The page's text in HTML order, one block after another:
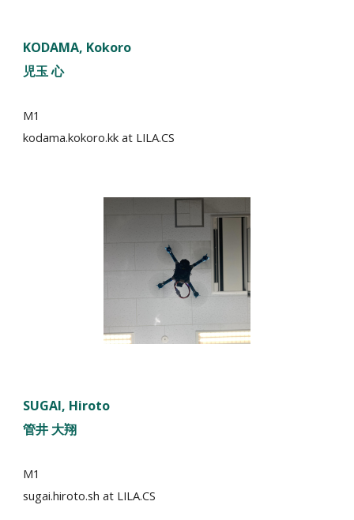
KODAMA, Kokoro
児玉 心
M1
kodama.kokoro.kk at LILA.CS
SUGAI, Hiroto
管井 大翔
M1
sugai.hiroto.sh at LILA.CS